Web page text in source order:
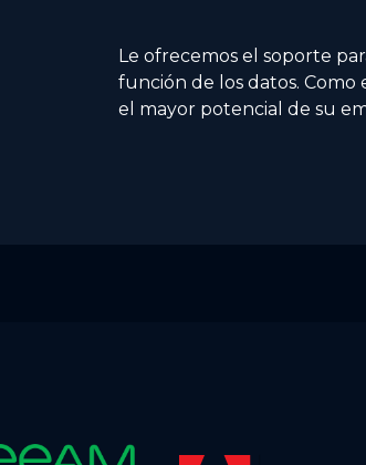
Le ofrecemos el soporte
función de los datos.
el mayor potencial de su